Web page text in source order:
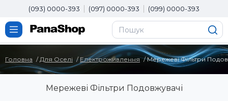
(093) 0000-393 (097) 0000-393 (099) 0000-393
Головна Для Оселі Електроживлення Мережеві Фільтри
Мережеві Фільтри Подовжувачі